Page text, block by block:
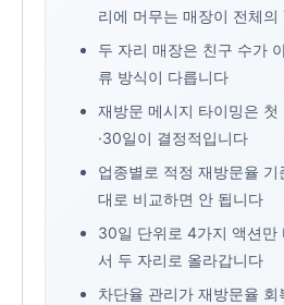
리에 머무는 매장이 전체의
두 자리 매장은 친구 수가
류 방식이 다릅니다
재방문 메시지 타이밍은 첫
·30일이 결정적입니다
업종별로 적정 재방문율
대로 비교하면 안 됩니다
30일 단위로 4가지 액션만
서 두 자리로 올라갑니다
차단율 관리가 재방문율